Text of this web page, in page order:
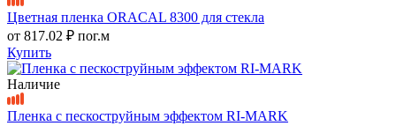
Цветная пленка ORACAL 8300 для стекла
от 817.02 ₽ пог.м
Купить
Наличие
Пленка с пескоструйным эффектом RI-MARK